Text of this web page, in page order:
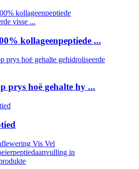
kollageenpeptiede ...
prys hoë gehalte hy ...